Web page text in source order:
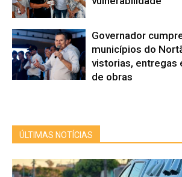
Governador
municípios do
vistorias, entregas
de obras
ÚLTIMAS NOTÍCIAS